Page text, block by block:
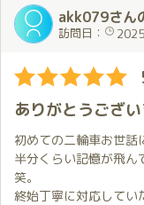
ても面白いです。アド
つきのさんのブログに
いるので、自分のニ
ることをおすすめしま
akk079さん
訪問日：
ありがとうござい
初めての二輪車お世話
半分くらい記憶が飛ん
笑。
終始丁寧に対応してい